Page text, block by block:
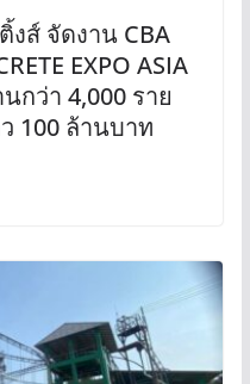
งส์ จัดงาน CBA
EXPO ASIA
กว่า 4,000 ราย
100 ล้านบาท